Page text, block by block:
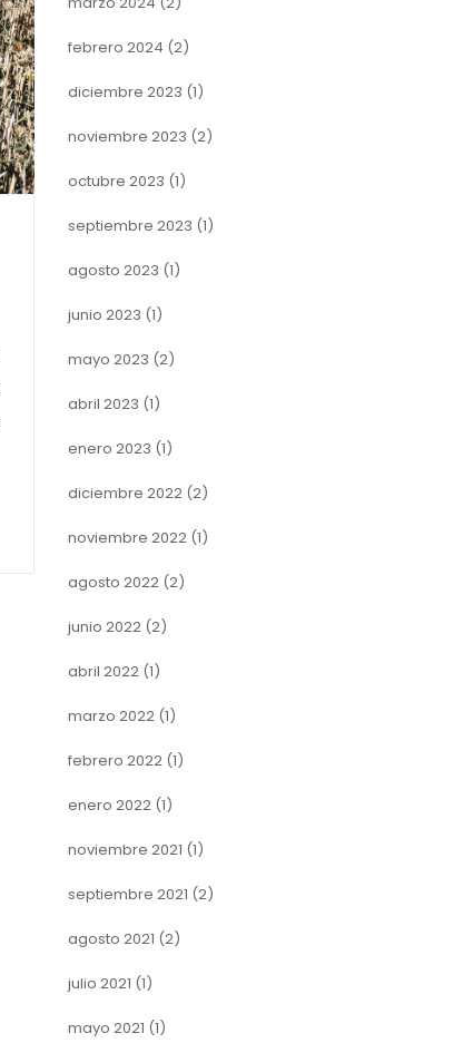
febrero 2024 (2)
diciembre 2023 (1)
noviembre 2023 (2)
octubre 2023 (1)
septiembre 2023 (1)
agosto 2023 (1)
junio 2023 (1)
mayo 2023 (2)
abril 2023 (1)
enero 2023 (1)
diciembre 2022(2)
noviembre 2022(1)
agosto 2022(2)
junio 2022(2)
abril 2022(1)
marzo 2022(1)
febrero 2022(1)
enero 2022(1)
noviembre 2021 (1)
septiembre 2021 (2)
agosto 2021 (2)
julio 2021 (1)
mayo 2021 (1)